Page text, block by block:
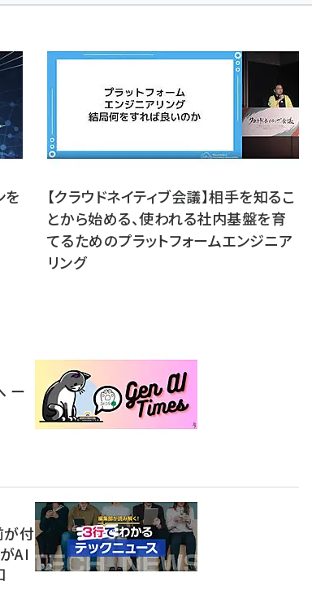
を
【クラウドネイティブ会議】相手を知るこ
とから始める、使われる社内基盤を育
てるためのプラットフォームエンジニア
リング
ー
が付
AI